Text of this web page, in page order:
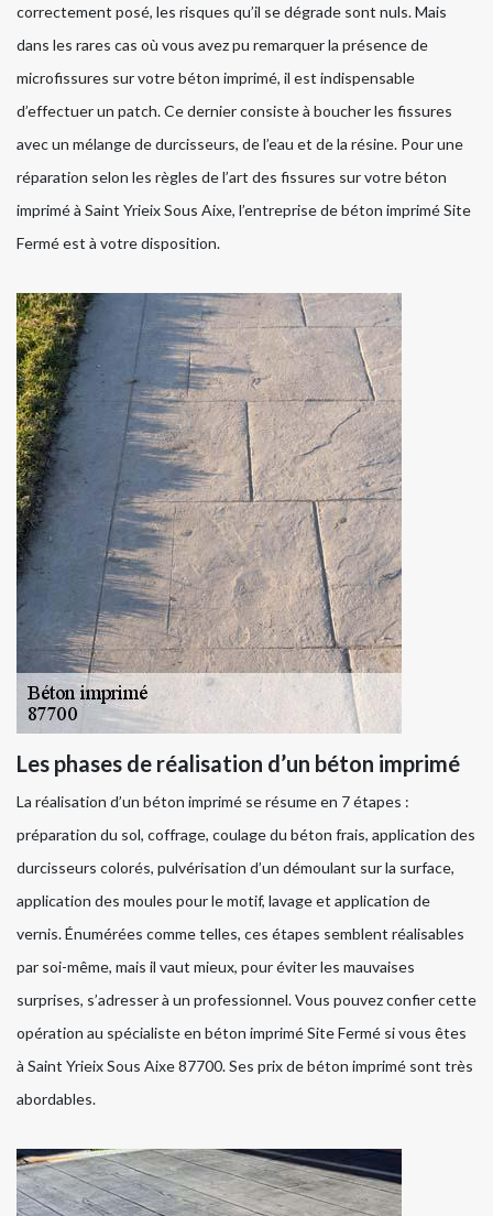
correctement posé, les risques qu’il se dégrade sont nuls. Mais
dans les rares cas où vous avez pu remarquer la présence de
microfissures sur votre béton imprimé, il est indispensable
d’effectuer un patch. Ce dernier consiste à boucher les fissures
avec un mélange de durcisseurs, de l’eau et de la résine. Pour une
réparation selon les règles de l’art des fissures sur votre béton
imprimé à Saint Yrieix Sous Aixe, l’entreprise de béton imprimé Site
Fermé est à votre disposition.
Les phases de réalisation d’un béton imprimé
La réalisation d’un béton imprimé se résume en 7 étapes :
préparation du sol, coffrage, coulage du béton frais, application des
durcisseurs colorés, pulvérisation d’un démoulant sur la surface,
application des moules pour le motif, lavage et application de
vernis. Énumérées comme telles, ces étapes semblent réalisables
par soi-même, mais il vaut mieux, pour éviter les mauvaises
surprises, s’adresser à un professionnel. Vous pouvez confier cette
opération au spécialiste en béton imprimé Site Fermé si vous êtes
à Saint Yrieix Sous Aixe 87700. Ses prix de béton imprimé sont très
abordables.